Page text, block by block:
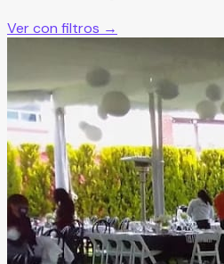
Ver con filtros →